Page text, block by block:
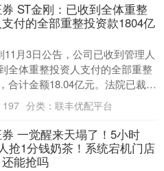
ST金刚：已收到全体重整
付的全部重整投资款1804亿
11月3日公告，公司已收到管理人
全体重整投资人支付的全部重整
合计金额18.04亿元。法院已裁定
计划，公司重整计划进入执行阶
197 分类： 联丰优配平台
一觉醒来天塌了！5小时
抢1分钱奶茶！系统宕机门店
能抢吗